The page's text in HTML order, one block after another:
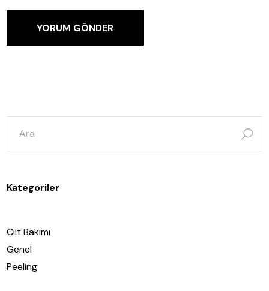
YORUM GÖNDER
şunun
için
ara:
Kategoriler
Cilt Bakımı
Genel
Peeling